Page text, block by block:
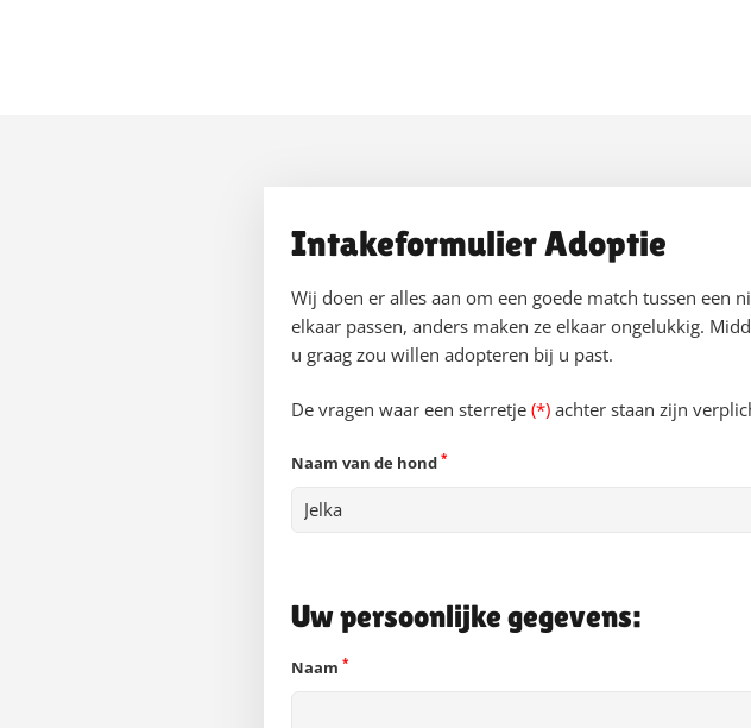
Intakeformulier Adoptie
Wij doen er alles aan om een goede match tussen een
elkaar passen, anders maken ze elkaar ongelukkig.
u graag zou willen adopteren bij u past.
De vragen waar een sterretje (*)achter staan zijn
Naam van de hond *
Uw persoonlijke gegevens:
Naam *